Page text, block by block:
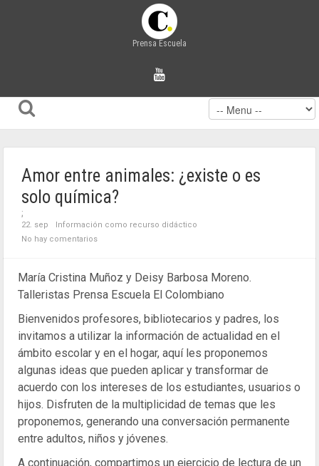
Prensa Escuela
Amor entre animales: ¿existe o es
solo química?
;
22. sep
Información como recurso didáctico
No hay comentarios
María Cristina Muñoz y Deisy Barbosa Moreno.
Talleristas Prensa Escuela El Colombiano
Bienvenidos profesores, bibliotecarios y padres, los
invitamos a utilizar la información de actualidad en el
ámbito escolar y en el hogar, aquí les proponemos
algunas ideas que pueden aplicar y transformar de
acuerdo con los intereses de los estudiantes, usuarios o
hijos. Disfruten de la multiplicidad de temas que les
proponemos, generando una conversación permanente
entre adultos, niños y jóvenes.
A continuación, compartimos un ejercicio de lectura de un